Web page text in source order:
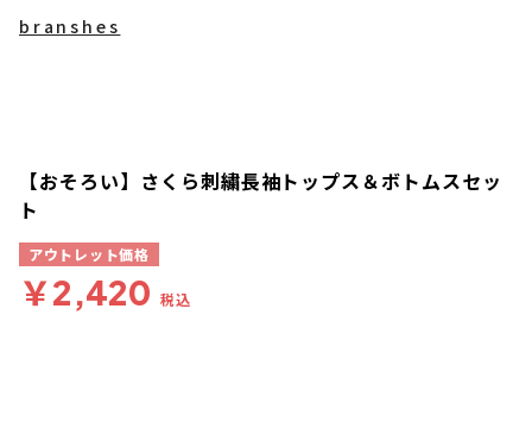
branshes
【おそろい】さくら刺繍長袖トップス＆ボトムスセッ
ト
アウトレット価格
￥2,420 税込